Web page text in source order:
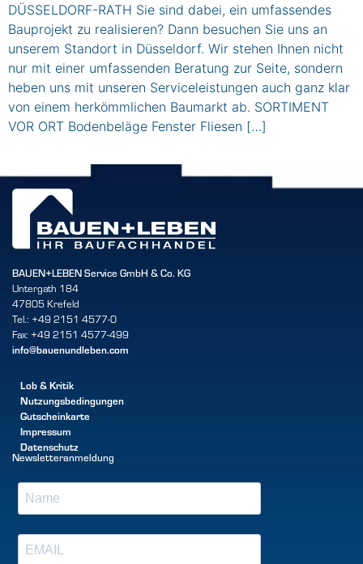
DÜSSELDORF-RATH Sie sind dabei, ein umfassendes
Bauprojekt zu realisieren? Dann besuchen Sie uns an
unserem Standort in Düsseldorf. Wir stehen Ihnen nicht
nur mit einer umfassenden Beratung zur Seite, sondern
heben uns mit unseren Serviceleistungen auch ganz klar
von einem herkömmlichen Baumarkt ab. SORTIMENT
VOR ORT Bodenbeläge Fenster Fliesen […]
BAUEN+LEBEN Service GmbH & Co. KG
Untergath 184
47805 Krefeld
Tel.: +49 2151 4577-0
Fax: +49 2151 4577-499
info@bauenundleben.com
Lob & Kritik
Nutzungsbedingungen
Gutscheinkarte
Impressum
Datenschutz
Newsletteranmeldung